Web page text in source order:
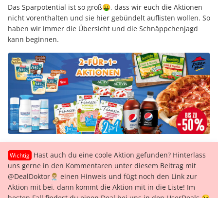
Das Sparpotential ist so groß🤑, dass wir euch die Aktionen
nicht vorenthalten und sie hier gebündelt auflisten wollen. So
haben wir immer die Übersicht und die Schnäppchenjagd
kann beginnen.
Hast auch du eine coole Aktion gefunden? Hinterlass
uns gerne in den Kommentaren unter diesem Beitrag mit
@DealDoktor👨🏼‍⚕️ einen Hinweis und fügt noch den Link zur
Aktion mit bei, dann kommt die Aktion mit in die Liste! Im